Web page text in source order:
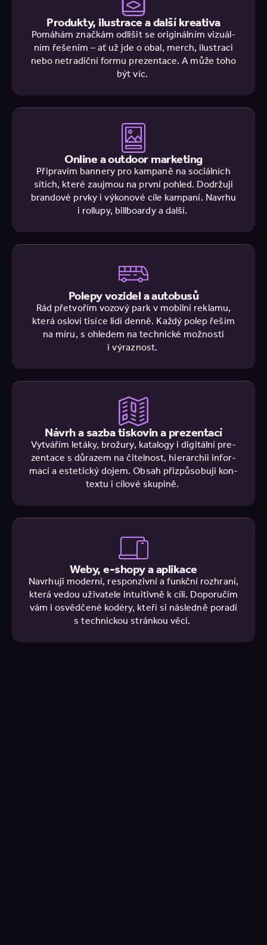
Produkty, ilustrace a další kreativa
Pomá­hám znač­kám odli­šit se ori­gi­nál­ním vizu­ál­
ním řeše­ním – ať už jde o obal, merch, ilu­stra­ci
nebo netra­dič­ní formu pre­zen­ta­ce. A může toho
být víc.
Online a outdoor marketing
Při­pra­vím ban­ne­ry pro kam­pa­ně na soci­ál­ních
sítích, které zaujmou na první pohled. Dodr­žu­ji
bran­do­vé prvky i výko­no­vé cíle kam­pa­ní. Navrhu
i rollu­py, bill­bo­ar­dy a další.
Polepy vozidel a autobusů
Rád pře­tvo­řím vozový park v mobil­ní rekla­mu,
která osloví tisíce lidí denně. Každý polep řeším
na míru, s ohle­dem na tech­nic­ké mož­nos­ti
i výraznost.
Návrh a sazba tiskovin a prezentací
Vytvá­řím letáky, bro­žu­ry, kata­lo­gy i digi­tál­ní pre­
zen­ta­ce s důra­zem na čitel­nost, hie­rar­chii infor­
ma­cí a este­tic­ký dojem. Obsah při­způ­so­bu­ji kon­
tex­tu i cílové skupině.
Weby, e-shopy a aplikace
Navr­hu­ji moder­ní, respon­ziv­ní a funkč­ní roz­hra­ní,
která vedou uži­va­te­le intu­i­tiv­ně k cíli. Dopo­ru­čím
vám i osvěd­če­né kodéry, kteří si násled­ně poradí
s tech­nic­kou strán­kou věci.